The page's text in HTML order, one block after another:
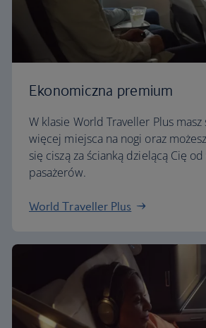
Ekonomiczna premium
W klasie World Traveller Plus masz
więcej miejsca na nogi oraz
się ciszą za ścianką dzielącą Cię
pasażerów.
World Traveller Plus